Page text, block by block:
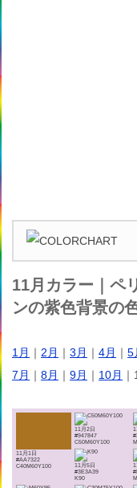
11月カラー｜ペ
ンの紫色背景の
1月 ｜ 2月 ｜ 3月 ｜ 4月 ｜ 5
7月 ｜ 8月 ｜ 9月 ｜ 10月
11月1日
#AA7322
C40M60Y100
11月2日
#947847
C50M60Y100
11月5日
#3E3A39
K90